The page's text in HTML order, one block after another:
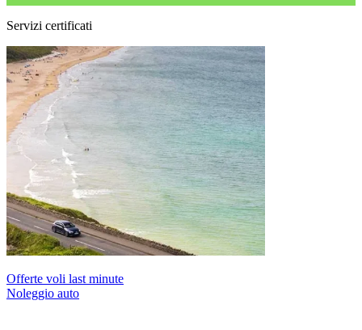
Servizi certificati
Offerte voli last minute
Noleggio auto